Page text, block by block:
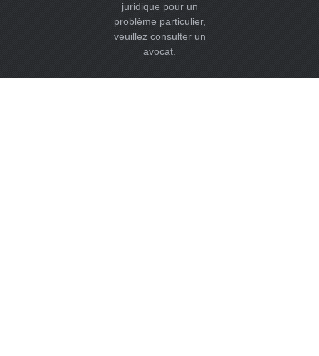
juridique pour un
problème particulier,
veuillez consulter un
avocat.